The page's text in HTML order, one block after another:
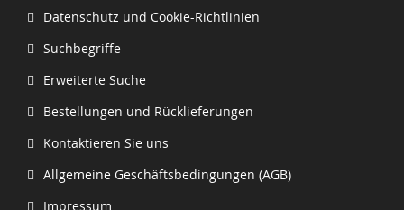
Datenschutz und Cookie-Richtlinien
Suchbegriffe
Erweiterte Suche
Bestellungen und Rücklieferungen
Kontaktieren Sie uns
Allgemeine Geschäftsbedingungen (AGB)
Impressum